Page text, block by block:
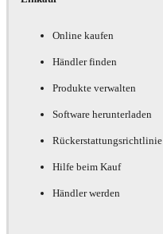
Online kaufen
Händler finden
Produkte verwalten
Software herunterladen
Rückerstattungsrichtlinie
Hilfe beim Kauf
Händler werden